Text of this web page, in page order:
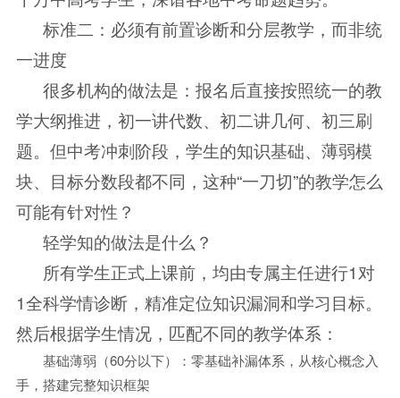
标准二：必须有前置诊断和分层教学，而非统
一进度
很多机构的做法是：报名后直接按照统一的教
学大纲推进，初一讲代数、初二讲几何、初三刷
题。但中考冲刺阶段，学生的知识基础、薄弱模
块、目标分数段都不同，这种“一刀切”的教学怎么
可能有针对性？
轻学知的做法是什么？
所有学生正式上课前，均由专属主任进行1对
1全科学情诊断，精准定位知识漏洞和学习目标。
然后根据学生情况，匹配不同的教学体系：
基础薄弱（60分以下）：零基础补漏体系，从核心概念入
手，搭建完整知识框架